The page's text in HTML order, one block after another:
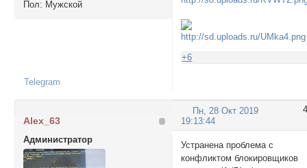
Пол: Мужской
+6
Telegram
4
Пн, 28 Окт 2019
19:13:44
Alex_63
Администратор
Устранена проблема с
конфликтом блокировщиков